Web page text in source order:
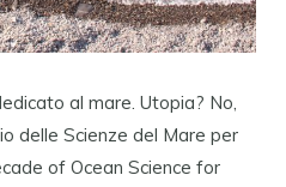
al mare. Utopia? No,
delle Scienze del Mare per
of Ocean Science for